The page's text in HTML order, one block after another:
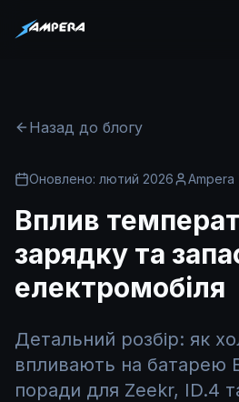
Назад до блогу
Оновлено: лютий 2026 Ampera
Вплив
зарядку та
електромобіля
Детальний розбір: як
впливають на батарею
поради для Zeekr, ID.4